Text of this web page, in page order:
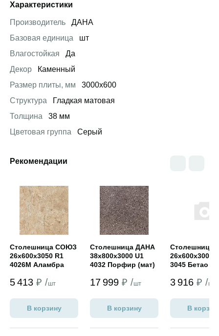
Характеристики
Производитель
ДАНА
Базовая единица
шт
Влагостойкая
Да
Декор
Каменный
Размер плиты, мм
3000х600
Структура
Гладкая матовая
Толщина
38 мм
Цветовая группа
Серый
Рекомендации
Столешница СОЮЗ
26х600х3050 R1
4026М Аламбра
5 413 ₽ /шт
В корзину
Столешница ДАНА
38х800х3000 U1
4032 Порфир (мат)
17 999 ₽ /шт
В корзину
Столешница
26х600х3000
3045 Бетао
3 916 ₽ /шт
В